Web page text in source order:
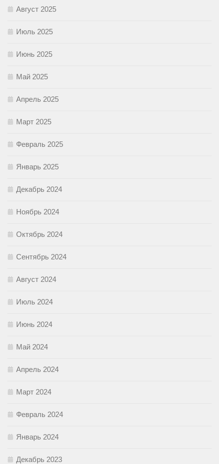
Август 2025
Июль 2025
Июнь 2025
Май 2025
Апрель 2025
Март 2025
Февраль 2025
Январь 2025
Декабрь 2024
Ноябрь 2024
Октябрь 2024
Сентябрь 2024
Август 2024
Июль 2024
Июнь 2024
Май 2024
Апрель 2024
Март 2024
Февраль 2024
Январь 2024
Декабрь 2023